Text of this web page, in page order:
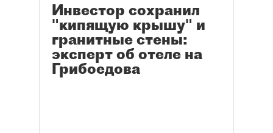
Инвестор сохранил
"кипящую крышу" и
гранитные стены:
эксперт об отеле на
Грибоедова